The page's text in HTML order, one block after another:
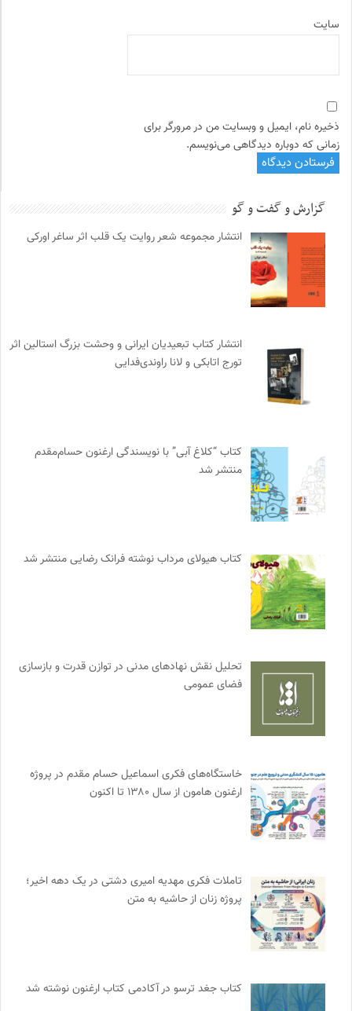
سایت
ذخیره نام، ایمیل و وبسایت من در مرورگر برای
زمانی که دوباره دیدگاهی می‌نویسم.
گزارش و گفت و گو
انتشار مجموعه شعر روایت یک قلب اثر ساغر اورکی
انتشار کتاب تبعیدیان ایرانی و وحشت بزرگ استالین اثر
تورج اتابکی و لانا راوندی‌فدایی
کتاب “کلاغ آبی” با نویسندگی ارغنون حسام‌مقدم
منتشر شد
کتاب هیولای مرداب نوشته فرانک رضایی منتشر شد
تحلیل نقش نهادهای مدنی در توازن قدرت و بازسازی
فضای عمومی
خاستگاه‌های فکری اسماعیل حسام مقدم در پروژه
ارغنون هامون از سال ۱۳۸۰ تا اکنون
تاملات فکری مهدیه امیری دشتی در یک دهه اخیر؛
پروژه زنان از حاشیه به متن
کتاب جغد ترسو در آکادمی کتاب ارغنون نوشته شد